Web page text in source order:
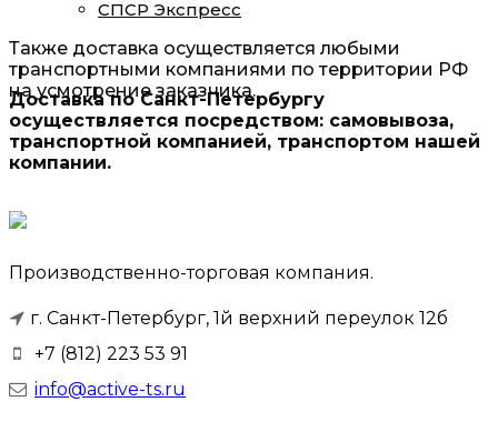
СПСР Экспресс
Также доставка осуществляется любыми
транспортными компаниями по территории РФ
на усмотрение заказчика.
Доставка по Санкт-Петербургу
осуществляется посредством: самовывоза,
транспортной компанией, транспортом нашей
компании.
Производственно-торговая компания.
г. Санкт-Петербург, 1й верхний переулок 12б
+7 (812) 223 53 91
info@active-ts.ru